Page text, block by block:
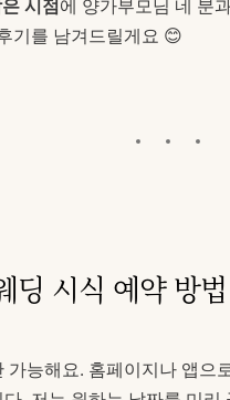
시점에 양가부모님 네 분
기를 남겨드릴게요 😊
딩 시식 예약 방법
가능해요. 홈페이지나 앱으